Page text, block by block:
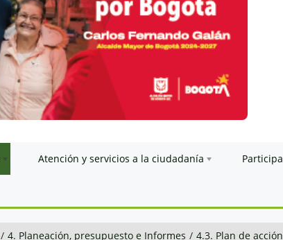
Atención y servicios a la ciudadanía Participa
/ 4. Planeación, presupuesto e Informes / 4.3. Plan de acción